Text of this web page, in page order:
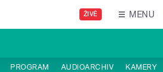
ŽIVĚ MENU
PROGRAM AUDIOARCHIV KAMERY